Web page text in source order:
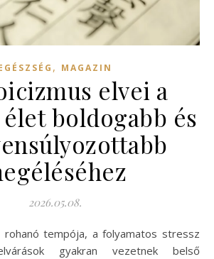
, MAGAZIN
elvei a
boldogabb és
2026.05.08.
gyakran vezetnek belső